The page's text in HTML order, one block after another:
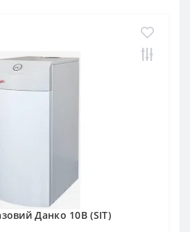
Данко 10В (SIT)